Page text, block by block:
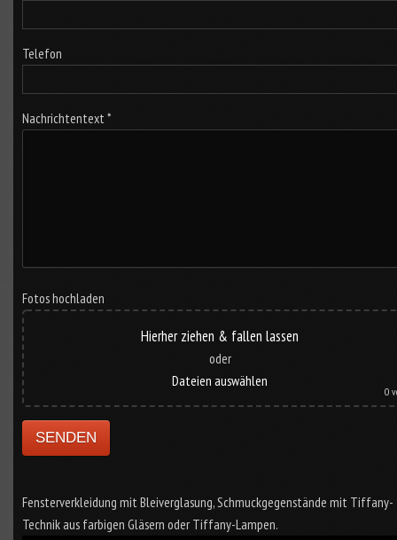
Telefon
Nachrichtentext *
Fotos hochladen
Hierher ziehen & fallen lassen
oder
Dateien auswählen
0
Fensterverkleidung mit Bleiverglasung, Schmuckgegenstände mit Tiffany-
Technik aus farbigen Gläsern oder Tiffany-Lampen.